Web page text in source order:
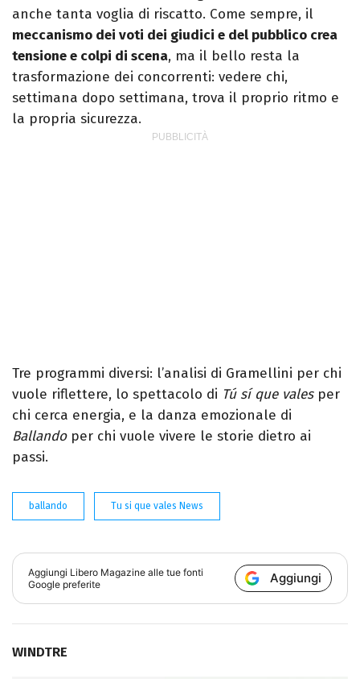
anche tanta voglia di riscatto. Come sempre, il
meccanismo dei voti dei giudici e del pubblico crea
tensione e colpi di scena, ma il bello resta la
trasformazione dei concorrenti: vedere chi,
settimana dopo settimana, trova il proprio ritmo e
la propria sicurezza.
Tre programmi diversi: l’analisi di Gramellini per chi
vuole riflettere, lo spettacolo di Tú sí que valesper
chi cerca energia, e la danza emozionale di
Ballandoper chi vuole vivere le storie dietro ai
passi.
ballando Tu si que vales News
Aggiungi Libero Magazine alle tue fonti
Google preferite
Aggiungi
WINDTRE